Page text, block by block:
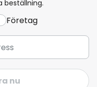
beställning.
Företag
nu